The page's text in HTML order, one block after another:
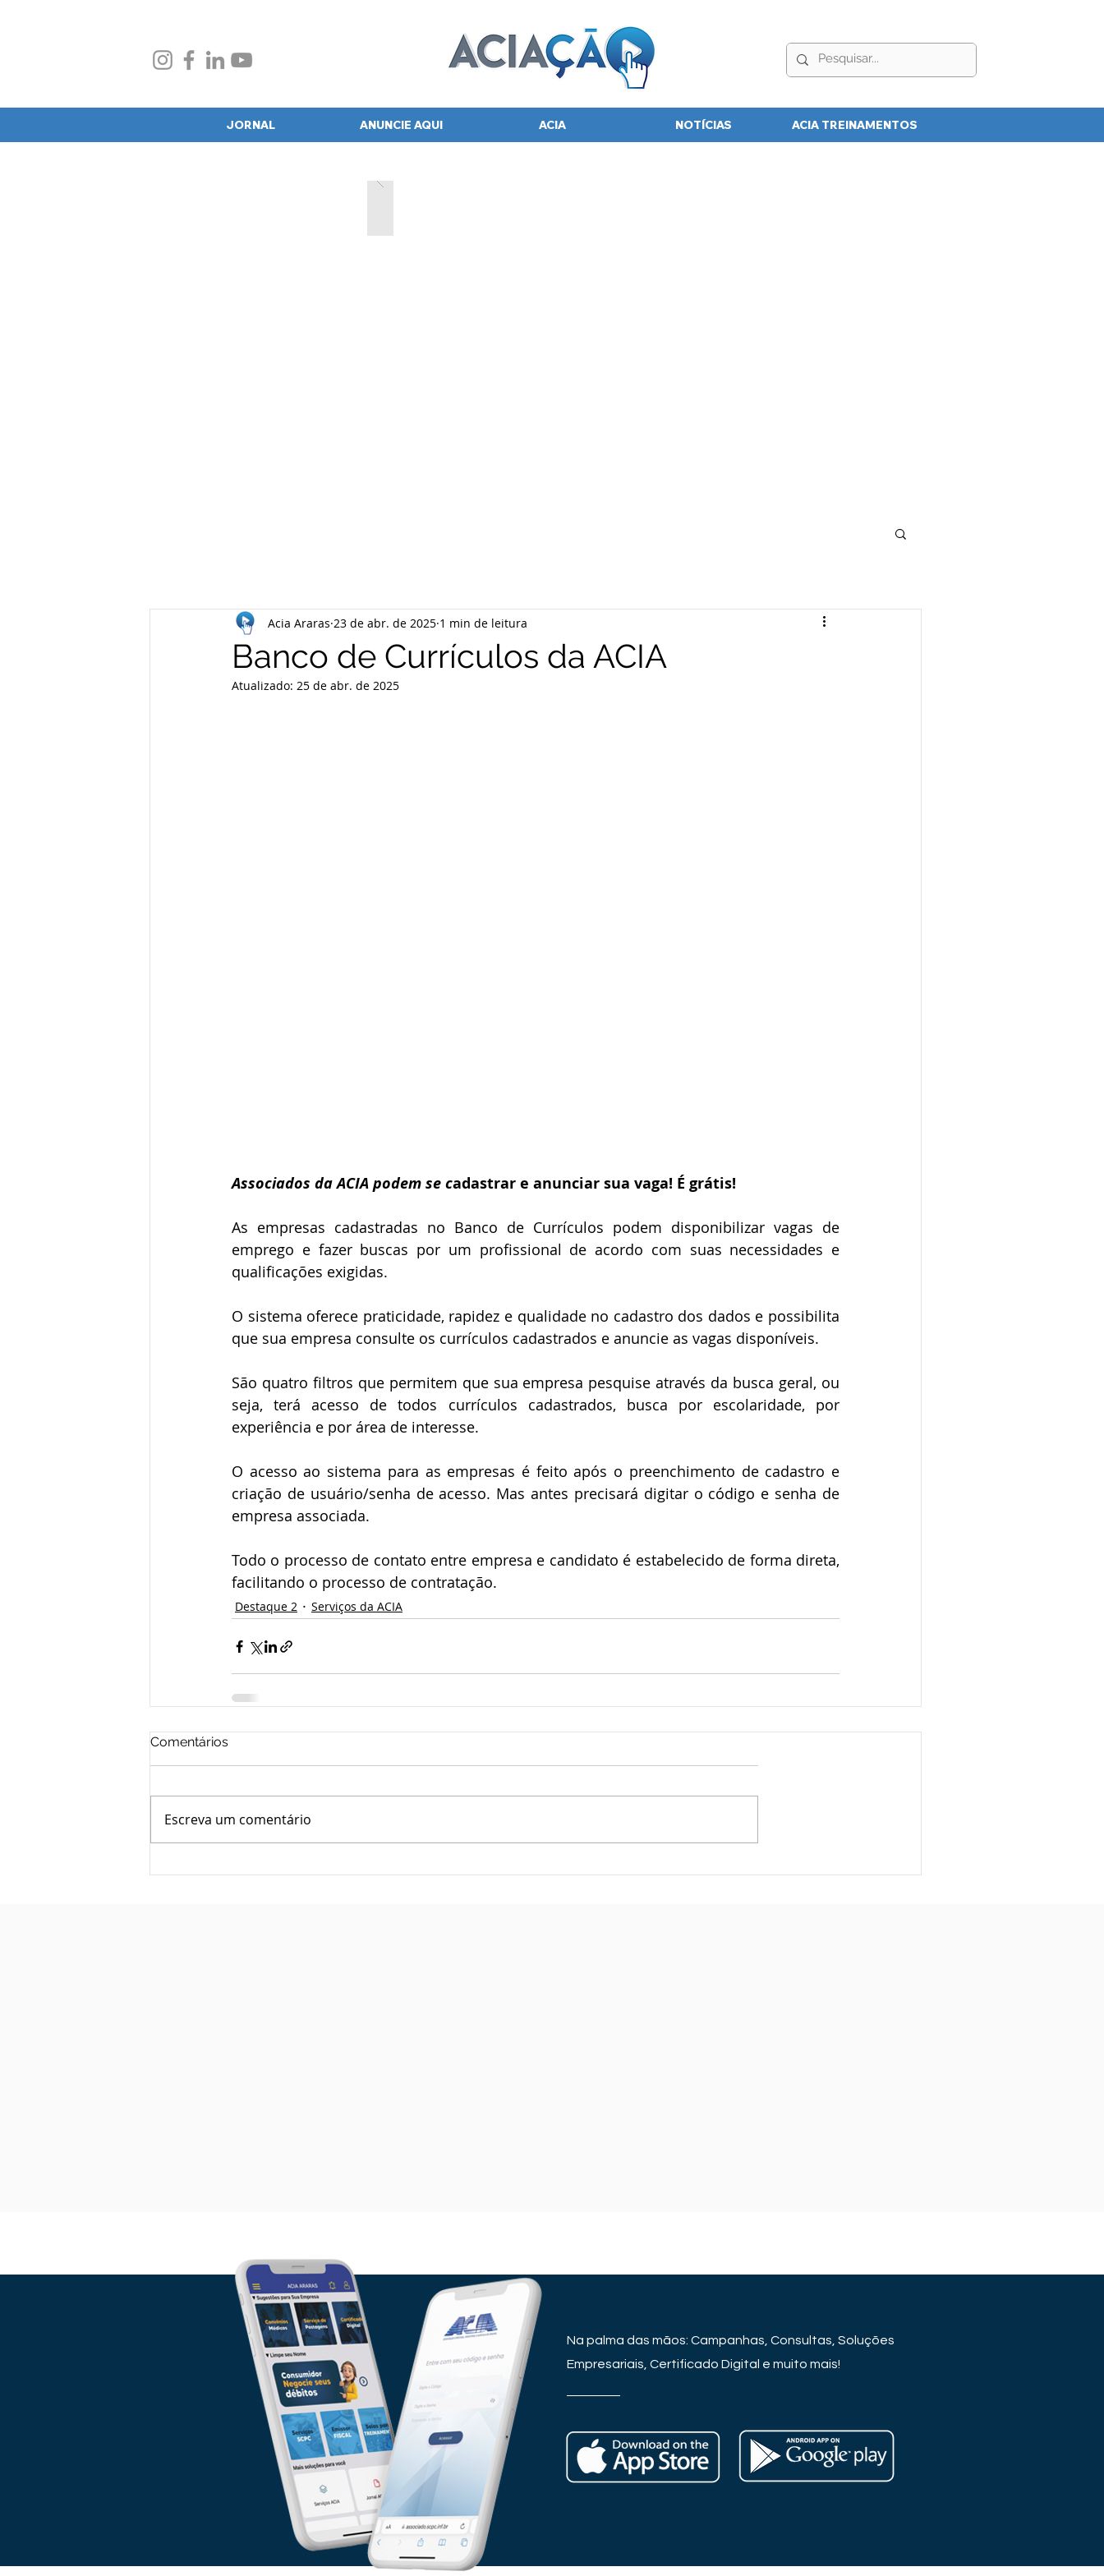
JORNAL ANUNCIE AQUI ACIA NOTÍCIAS ACIA TREINAMENTOS
Banco de Currículos da ACIA
Acia Araras 23 de abr. de 2025 1 min de leitura
Atualizado: 25 de abr. de 2025
Associados da ACIA podem se cadastrar e anunciar sua vaga! É grátis!
As empresas cadastradas no Banco de Currículos podem disponibilizar vagas de
emprego e fazer buscas por um profissional de acordo com suas necessidades e
qualificações exigidas.
O sistema oferece praticidade, rapidez e qualidade no cadastro dos dados e possibilita
que sua empresa consulte os currículos cadastrados e anuncie as vagas disponíveis.
São quatro filtros que permitem que sua empresa pesquise através da busca geral, ou
seja, terá acesso de todos currículos cadastrados, busca por escolaridade, por
experiência e por área de interesse.
O acesso ao sistema para as empresas é feito após o preenchimento de cadastro e
criação de usuário/senha de acesso. Mas antes precisará digitar o código e senha de
empresa associada.
Todo o processo de contato entre empresa e candidato é estabelecido de forma direta,
facilitando o processo de contratação.
Destaque 2 Serviços da ACIA
Comentários
Escreva um comentário
Na palma das mãos: Campanhas, Consultas, Soluções
Empresariais, Certificado Digital e muito mais!